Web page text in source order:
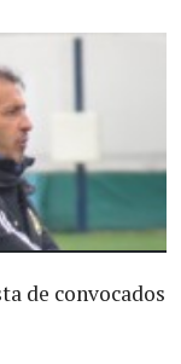
de convocados